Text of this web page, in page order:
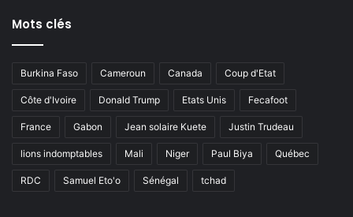
Mots clés
Burkina Faso Cameroun Canada Coup d'Etat
Côte d'Ivoire Donald Trump Etats Unis Fecafoot
France Gabon Jean solaire Kuete Justin Trudeau
lions indomptables Mali Niger Paul Biya Québec
RDC Samuel Eto'o Sénégal tchad